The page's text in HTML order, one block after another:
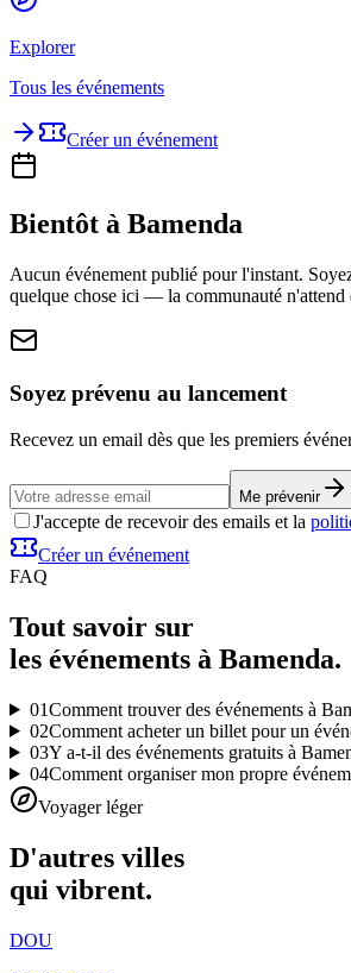
Explorer
Tous les événements
Créer un événement
Bientôt à Bamenda
Aucun événement publié pour l'instant.
quelque chose ici — la communauté n'attend
Soyez prévenu au lancement
Recevez un email dès que les premiers
Me prévenir
J'accepte de recevoir des emails et la
Créer un événement
FAQ
Tout savoir sur
les événements à Bamenda.
01Comment trouver des événements à
02Comment acheter un billet pour un
03Y a-t-il des événements gratuits à
04Comment organiser mon propre
Voyager léger
D'autres villes
qui vibrent.
DOU